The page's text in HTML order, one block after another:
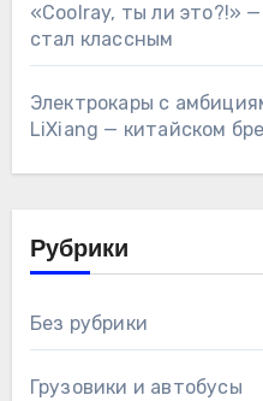
«Coolray, ты ли это?!»
стал классным
Электрокары с
LiXiang — китайском
Рубрики
Без рубрики
Грузовики и автобусы